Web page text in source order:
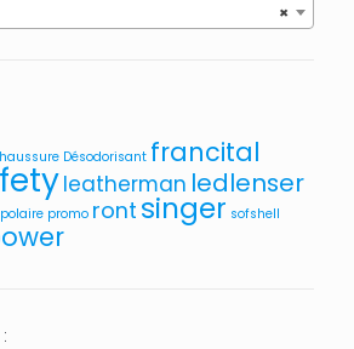
×
Désodorisant francital
leatherman ledlenser
polaire promo ront singer sofshell